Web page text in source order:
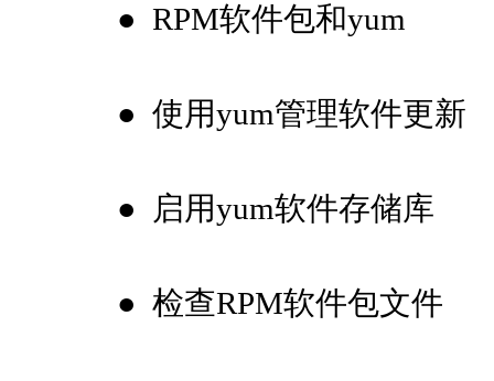
● RPM软件包和yum
● 使用yum管理软件更新
● 启用yum软件存储库
● 检查RPM软件包文件